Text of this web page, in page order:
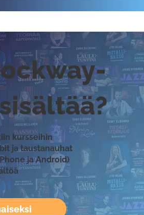
kursseihin
ja taustanauhat
ja Android)